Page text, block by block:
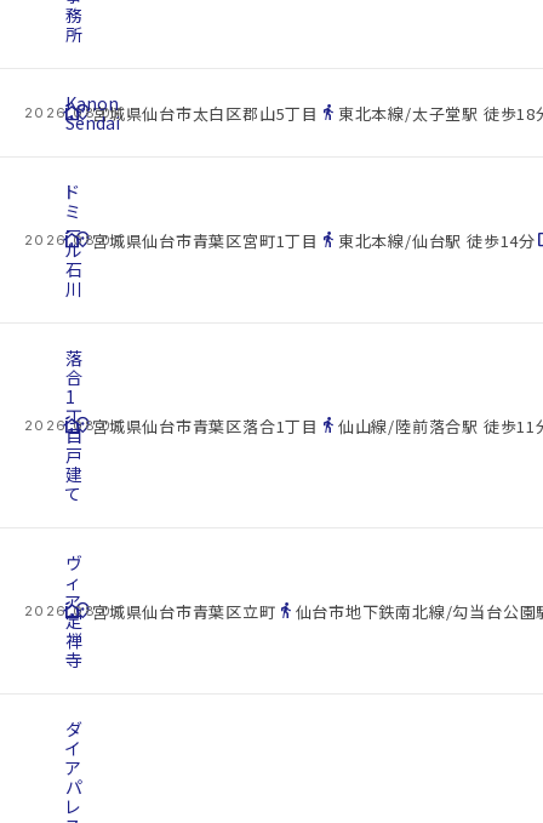
務
所
2026.08.07
cottage
Kanon
Sendai
location_on宮城県仙台市太白区郡山5丁目 directions_walk 東北本線/太子堂駅 徒歩18
2026.08.07
cottage
ド
ミ
ー
ル
石
川
location_on宮城県仙台市青葉区宮町1丁目 directions_walk 東北本線/仙台駅 徒歩14分
2026.08.07
cottage
落
合
1
丁
目
戸
建
て
location_on宮城県仙台市青葉区落合1丁目 directions_walk 仙山線/陸前落合駅 徒歩11
2026.08.07
cottage
ヴ
ィ
ア
定
禅
寺
location_on宮城県仙台市青葉区立町 directions_walk 仙台市地下鉄南北線/勾当台公園
ダ
イ
ア
パ
レ